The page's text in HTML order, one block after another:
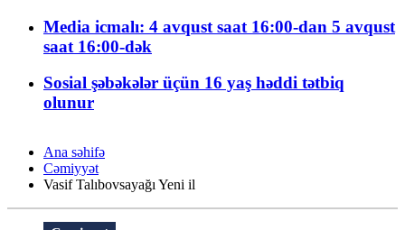
Media icmalı: 4 avqust saat 16:00-dan 5 avqust
saat 16:00-dək
Sosial şəbəkələr üçün 16 yaş həddi tətbiq
olunur
Ana səhifə
Cəmiyyət
Vasif Talıbovsayağı Yeni il